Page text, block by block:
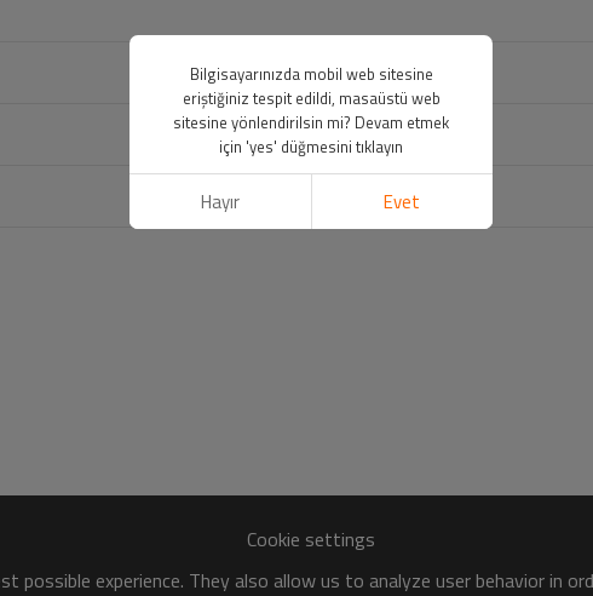
Cookie settings
possible experience. They also allow us to analyze user behavior in
Bilgisayarınızda mobil web sitesine
eriştiğiniz tespit edildi, masaüstü web
sitesine yönlendirilsin mi? Devam etmek
için 'yes' düğmesini tıklayın
Hayır Evet